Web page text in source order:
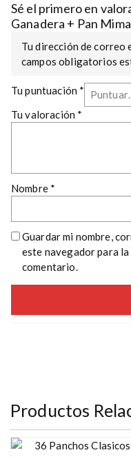
Sé el primero en
Ganadera + Pan
Tu dirección de correo
campos obligatorios
Tu puntuación *
Tu valoración *
Nombre *
Guardar mi nombre,
este navegador para
comentario.
Productos